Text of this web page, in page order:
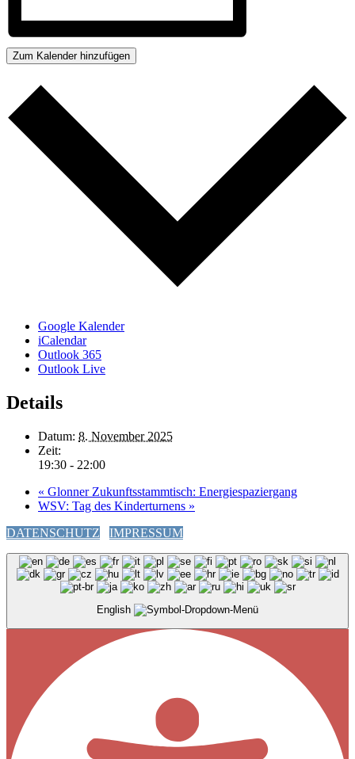
Zum Kalender hinzufügen
Google Kalender
iCalendar
Outlook 365
Outlook Live
Details
Datum: 8. November 2025
Zeit:
19:30 - 22:00
« Glonner Zukunftsstammtisch: Energiespaziergang
WSV: Tag des Kinderturnens »
DATENSCHUTZ
IMPRESSUM
English